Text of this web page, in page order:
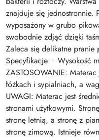
znajduje się jednostronnie.
wyposażony w grubo
swobodnie zdjąć dzięki
Zaleca się delikatne pranie
Specyfikacje: • Wysokość
ZASTOSOWANIE:
łóżkach i sypialniach, a
UWAGI: Materac jest
stronami użytkowymi.
stronę letnią, a stronę z
stronę zimową. Istnieje